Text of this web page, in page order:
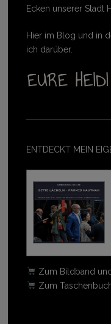
Ecken unserer Stadt
Hier im Blog und in
ich darüber.
ENTDECKT MEIN
Zum Bildband
Zum